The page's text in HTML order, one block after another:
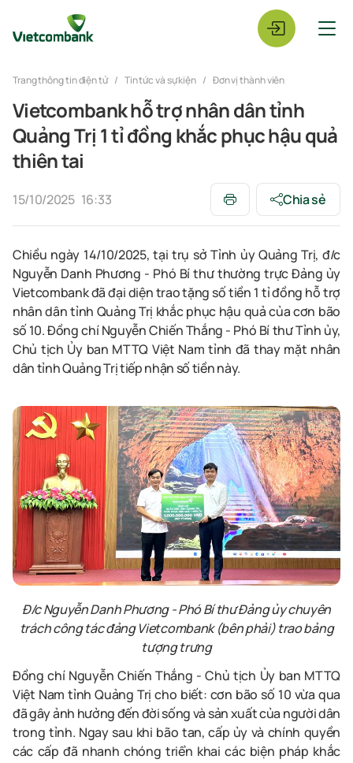
Trang thông tin điện tử Tin tức và sự kiện Đơn vị thành viên
Vietcombank hỗ trợ nhân dân tỉnh
Quảng Trị 1 tỉ đồng khắc phục hậu quả
thiên tai
15/10/2025 16:33 Chia sẻ
Chiều ngày 14/10/2025, tại trụ sở Tỉnh ủy Quảng Trị, đ/c
Nguyễn Danh Phương - Phó Bí thư thường trực Đảng ủy
Vietcombank đã đại diện trao tặng số tiền 1 tỉ đồng hỗ trợ
nhân dân tỉnh Quảng Trị khắc phục hậu quả của cơn bão
số 10.Đồng chí Nguyễn Chiến Thắng - Phó Bí thư Tỉnh ủy,
Chủ tịch Ủy ban MTTQ Việt Nam tỉnh đã thay mặt nhân
dân tỉnh Quảng Trị tiếp nhận số tiền này.
Đ/c Nguyễn Danh Phương-Phó Bí thư Đảng ủy chuyên
trách công tácđảng Vietcombank (bên phải) trao bảng
tượng trưng
Đồng chí Nguyễn Chiến Thắng - Chủ tịch Ủy ban MTTQ
Việt Nam tỉnh Quảng Trị cho biết: cơn bão số 10 vừa qua
đã gây ảnh hưởng đến đời sống và sản xuất của người dân
trong tỉnh. Ngay sau khi bão tan, cấp ủy và chính quyền
các cấp đã nhanh chóng triển khai các biện pháp khắc